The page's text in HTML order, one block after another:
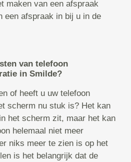
maken van een afspraak
een afspraak in bij u in de
van telefoon
in Smilde?
of heeft u uw telefoon
scherm nu stuk is? Het kan
het scherm zit, maar het kan
helemaal niet meer
niks meer te zien is op het
is het belangrijk dat de